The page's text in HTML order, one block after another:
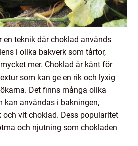
en teknik där choklad används
i olika bakverk som tårtor,
mer. Choklad är känt för
som kan ge en rik och lyxig
Det finns många olika
kan användas i bakningen,
vit choklad. Dess popularitet
och njutning som chokladen